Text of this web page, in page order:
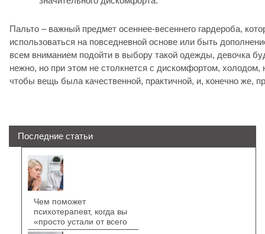
Пальто – важный предмет осеннее-весеннего гардероба,
использоваться на повседневной основе или быть
всем вниманием подойти в выбору такой одежды, девочка
нежно, но при этом не столкнется с дискомфортом,
чтобы вещь была качественной, практичной, и, конечно же,
Последние статьи
Чем поможет
психотерапевт, когда вы
«просто устали от всего